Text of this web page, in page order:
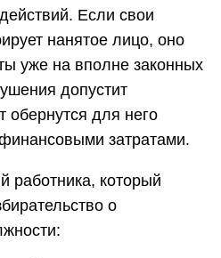
Если свои
нанятое лицо, оно
уже на вполне законных
допустит
обернутся для него
затратами.
работника, который
о